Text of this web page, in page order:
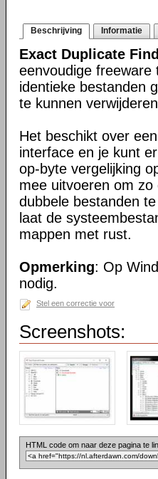
Beschrijving Informatie
Exact Duplicate
eenvoudige freeware
identieke bestanden
te kunnen
Het beschikt over
interface en je kunt
op-byte vergelijking
mee uitvoeren om zo
dubbele bestanden
laat de
mappen met rust.
Opmerking: Op
nodig.
Stel een correctie voor
Screenshots:
HTML code om naar deze pagina te